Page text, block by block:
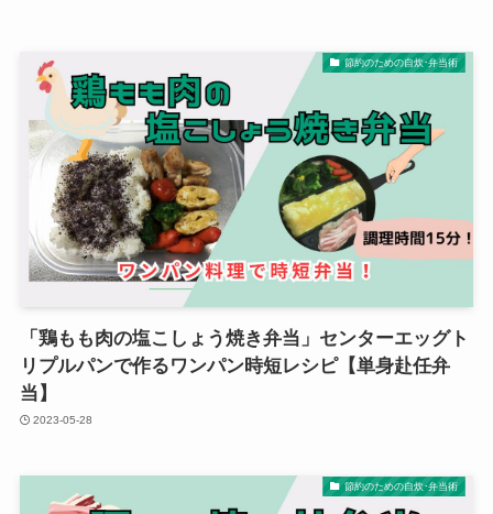
節約のための自炊･弁当術
「鶏もも肉の塩こしょう焼き弁当」センターエッグト
リプルパンで作るワンパン時短レシピ【単身赴任弁
当】
2023-05-28
節約のための自炊･弁当術